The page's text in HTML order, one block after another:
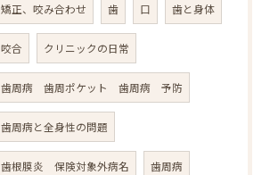
矯正、咬み合わせ 歯 口 歯と身体
咬合 クリニックの日常
歯周病 歯周ポケット 歯周病 予防
歯周病と全身性の問題
歯根膜炎 保険対象外病名 歯周病